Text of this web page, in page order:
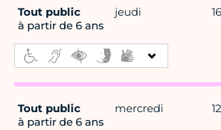
Tout public
à partir de 6 ans
jeudi
Tout public
à partir de 6 ans
mercredi